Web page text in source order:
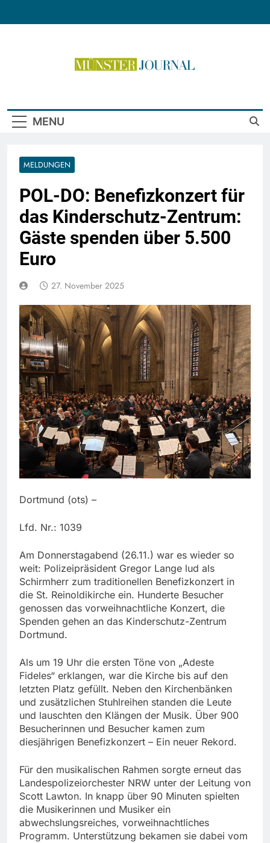
MENU
MELDUNGEN
POL-DO: Benefizkonzert für
das Kinderschutz-Zentrum:
Gäste spenden über 5.500
Euro
27. November 2025
Dortmund (ots) –
Lfd. Nr.: 1039
Am Donnerstagabend (26.11.) war es wieder so
weit: Polizeipräsident Gregor Lange lud als
Schirmherr zum traditionellen Benefizkonzert in
die St. Reinoldikirche ein. Hunderte Besucher
genossen das vorweihnachtliche Konzert, die
Spenden gehen an das Kinderschutz-Zentrum
Dortmund.
Als um 19 Uhr die ersten Töne von „Adeste
Fideles“ erklangen, war die Kirche bis auf den
letzten Platz gefüllt. Neben den Kirchenbänken
und zusätzlichen Stuhlreihen standen die Leute
und lauschten den Klängen der Musik. Über 900
Besucherinnen und Besucher kamen zum
diesjährigen Benefizkonzert – Ein neuer Rekord.
Für den musikalischen Rahmen sorgte erneut das
Landespolizeiorchester NRW unter der Leitung von
Scott Lawton. In knapp über 90 Minuten spielten
die Musikerinnen und Musiker ein
abwechslungsreiches, vorweihnachtliches
Programm. Unterstützung bekamen sie dabei vom